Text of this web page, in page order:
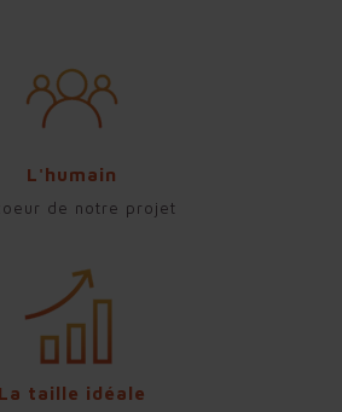
L'humain
de notre projet
La taille idéale